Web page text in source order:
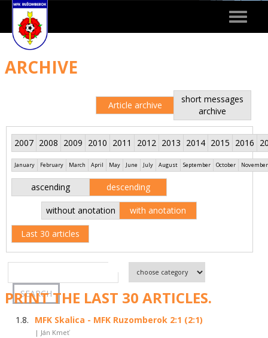
Toggle
ARCHIVE
Article archive
short messages
archive
2007 2008 2009 2010 2011 2012 2013 2014 2015 2016
January February March April May June July August September October November
ascending descending
without anotation with anotation
Last 30 articles
PRINT THE LAST 30 ARTICLES.
1.8. MFK Skalica - MFK Ruzomberok 2:1 (2:1)
| Ján Kmeť